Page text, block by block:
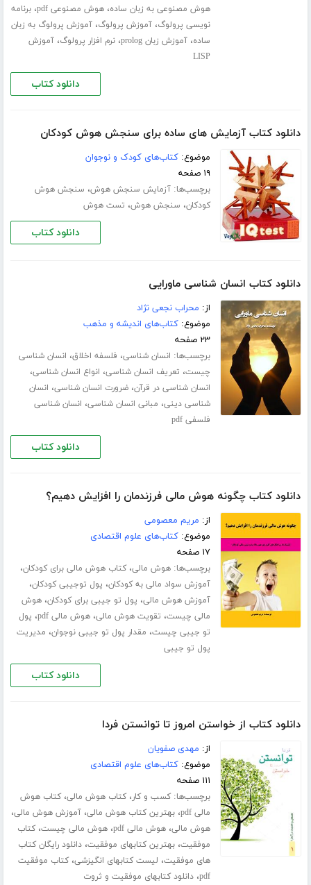
هوش مصنوعی به زبان ساده،هوش مصنوعی pdf ،برنامه
نویسی پرولوگ،آموزش پرولوگ،آموزش پرولوگ به زبان
ساده،آموزش زبان prolog ،نرم افزار پرولوگ،آموزش
LISP
دانلود کتاب
دانلود کتاب آزمایش های ساده برای سنجش هوش کودکان
موضوع:کتاب‌های کودک و نوجوان
۱۹ صفحه
برچسب‌ها:آزمایش سنجش هوش، سنجش هوش
کودکان، سنجش هوش، تست هوش
دانلود کتاب
دانلود کتاب انسان شناسی ماورایی
از: محراب نجعی نژاد
موضوع:کتاب‌های اندیشه و مذهب
۲۳ صفحه
برچسب‌ها: انسان شناسی، فلسفه اخلاق، انسان شناسی
چیست، تعریف انسان شناسی، انواع انسان شناسی،
انسان شناسی در قرآن،ضرورت انسان شناسی، انسان
شناسی دینی، مبانی انسان شناسی، انسان شناسی
فلسفی pdf
دانلود کتاب
دانلود کتاب چگونه هوش مالی فرزندمان را افزایش دهیم؟
از: مریم معصومی
موضوع:کتاب‌های علوم اقتصادی
۱۷ صفحه
برچسب‌ها:هوش مالی،کتاب هوش مالی برای کودکان،
آموزش سواد مالی به کودکان، پول توجیبی کودکان،
آموزش هوش مالی، پول تو جیبی برای کودکان،هوش
مالی چیست، تقویت هوش مالی،هوش مالی pdf ، پول
تو جیبی چیست، مقدار پول تو جیبی نوجوان، مدیریت
پول تو جیبی
دانلود کتاب
دانلود کتاب از خواستن امروز تا توانستن فردا
از: مهدی صفویان
موضوع:کتاب‌های علوم اقتصادی
۱۱۱ صفحه
برچسب‌ها:کسب و کار،کتاب هوش مالی،کتاب هوش
مالی pdf
،بهترین کتاب هوش مالی،آموزش هوش مالی،
هوش مالی،هوش مالی pdf ،هوش مالی چیست،کتاب
موفقیت،بهترین کتابهای موفقیت،دانلود رایگان کتاب
های موفقیت، لیست کتابهای انگیزشی،کتاب موفقیت
pdf،دانلود کتابهای موفقیت و ثروت